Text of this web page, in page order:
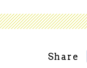
Share